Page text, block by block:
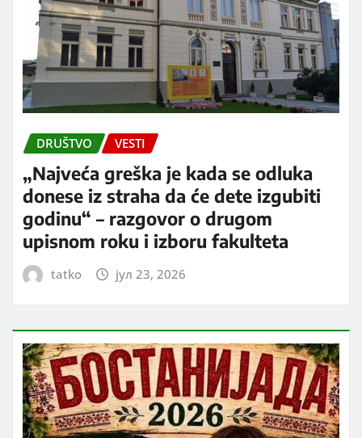
DRUŠTVO VESTI
„Najveća greška je kada se odluka
donese iz straha da će dete izgubiti
godinu“ – razgovor o drugom
upisnom roku i izboru fakulteta
tatko јул 23, 2026